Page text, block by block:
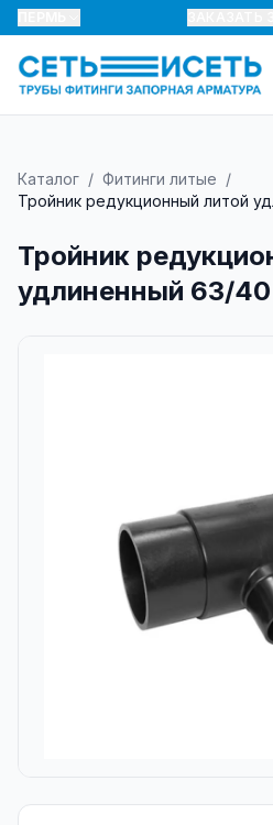
Каталог / Фитинги литые /
Тройник редукционный литой
Тройник
удлиненный 63/40